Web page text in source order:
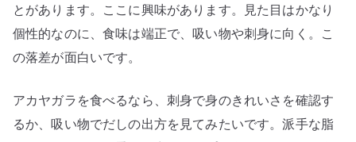
とがあります。ここに興味があります。見た目はかなり
個性的なのに、食味は端正で、吸い物や刺身に向く。こ
の落差が面白いです。
アカヤガラを食べるなら、刺身で身のきれいさを確認す
るか、吸い物でだしの出方を見てみたいです。派手な脂